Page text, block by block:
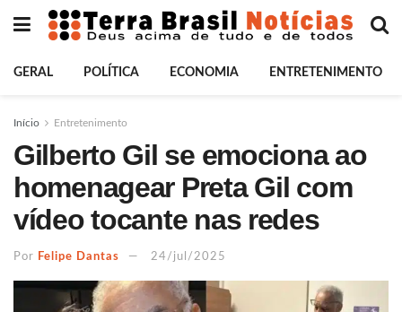
GERAL POLÍTICA ECONOMIA ENTRETENIMENTO
Início Entretenimento
Gilberto Gil se emociona ao
homenagear Preta Gil com
vídeo tocante nas redes
Por Felipe Dantas 24/jul/2025